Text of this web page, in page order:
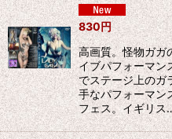
830円
高画質。怪物ガガ
イブパフォーマン
でステージ上のガ
手なパフォーマン
フェス。イギリス